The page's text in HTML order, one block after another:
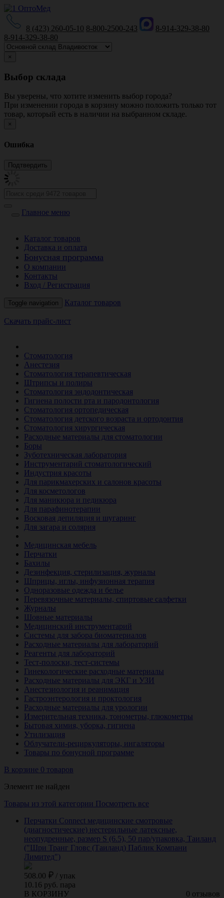
8 (423) 260-05-10 8-800-2500-243
8-914-329-38-80
8-914-329-38-80
×
Выбор склада
Вы уверены, что хотите изменить выбор города?
При изменении города в корзину можно положить только тот
товар, который есть в наличии на выбранном складе.
×
Ошибка
Главное меню
Каталог товаров
Доставка и оплата
Бонусная программа
О компании
Контакты
Вход / Регистрация
Toggle navigation Каталог товаров
Скачать прайс-лист
Стоматология
Анестезия
Стоматология терапевтическая
Штрипсы и полиры
Стоматология эндодонтическая
Гигиена полости рта и пародонтология
Стоматология ортопедическая
Стоматология детского возраста и ортодонтия
Стоматология хирургическая
Расходные материалы для стоматологии
Боры
Зуботехническая лаборатория
Инструментарий стоматологический
Индустрия красоты
Для парикмахерских и салонов красоты
Для косметологов
Для маникюра и педикюра
Для парафинотерапии
Восковая депиляция и шугаринг
Для загара и солярия
Медицинская мебель
Перчатки
Бахилы
Дезинфекция, стерилизация, журналы
Шприцы, иглы, инфузионная терапия
Одноразовые одежда и белье
Перевязочные материалы, спиртовые салфетки
Журналы
Шовные материалы
Медицинский инструментарий
Системы для забора биоматериалов
Расходные материалы для лабораторий
Реагенты для лабораторий
Тест-полоски, тест-системы
Гинекологические расходные материалы
Расходные материалы для ЭКГ и УЗИ
Анестезиология и реанимация
Гастроэнтерология и проктология
Расходные материалы для урологии
Измерительная техника, тонометры, глюкометры
Бытовая химия, уборка, гигиена
Утилизация
Облучатели-рециркуляторы, ингаляторы
Товары по бонусной программе
В корзине 0 товаров
Элемент не найден
Товары из этой категории Посмотреть все
Перчатки Connect медицинские смотровые
(диагностические) нестерильные латексные,
неопудренные, размер S (6.5), 50 пар/упаковка, Таиланд
("Шри Транг Гловс (Таиланд) Паблик Компани
Лимитед")
508.00 / упак
10.16 руб. пара
0 отзывов
В КОРЗИНУ